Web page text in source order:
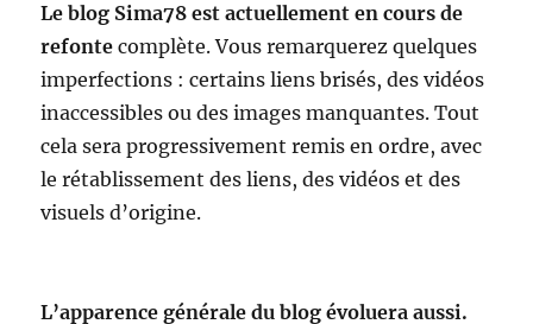
Le blog Sima78 est actuellement en cours de
refonte complète. Vous remarquerez quelques
imperfections : certains liens brisés, des vidéos
inaccessibles ou des images manquantes. Tout
cela sera progressivement remis en ordre, avec
le rétablissement des liens, des vidéos et des
visuels d’origine.
L’apparence générale du blog évoluera aussi.